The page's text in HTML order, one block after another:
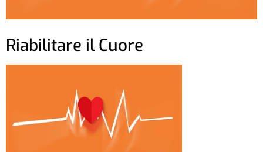
Riabilitare il Cuore